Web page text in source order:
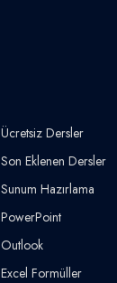
Ücretsiz Dersler
Son Eklenen Dersler
Sunum Hazırlama
PowerPoint
Outlook
Excel Formüller